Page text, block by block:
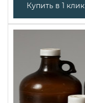
Купить в 1 клик